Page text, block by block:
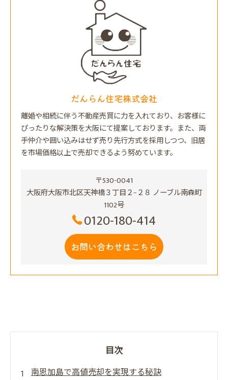
だんらん住宅株式会社
離婚や相続に伴う不動産売買に力を入れており、お客様に
ぴったりな解決策を大阪にて提案しております。また、両
手仲介や囲い込みはせず売り先行方式を採用しつつ、旧居
を市場価格以上で売却できるよう努めています。
〒530-0041
大阪府大阪市北区天神橋３丁目２−２８ ノーブル南森町
1102号
0120-180-414
お問い合わせはこちら
目次
南恩加島で高値売却を実現する秘訣